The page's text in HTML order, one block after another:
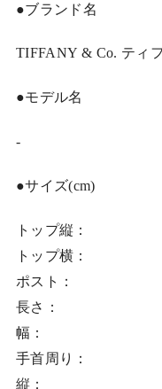
●ブランド名
TIFFANY & Co. ティ
●モデル名
-
●サイズ(cm)
トップ縦：
トップ横：
ポスト：
長さ：
幅：
手首周り：
縦：